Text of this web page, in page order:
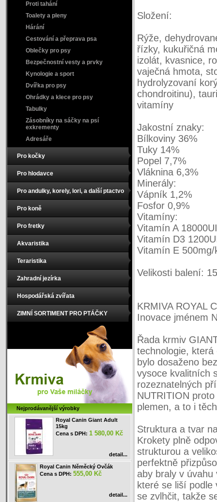
Složení:
Rýže,
řízky, kukuřičná
izolát, kvasnice,
vaječná hmota,
hydrolyzovaní
chondroitinu),
vitamíny
Jakostní znaky:
Bílkoviny 36%
Tuky 14%
Popel 7,7%
Vláknina 6,3%
Minerály:
Vápník 1,2%
Fosfor 0,9%
Vitamíny:
Vitamín A
Vitamín D3
Vitamín E 500mg/
Velikosti balení:
KRMIVA ROYAL
Inovace jménem
Řada krmiv
technologie,
bylo dosaženo
vysoce kvalitních
rozeznatelných
NUTRITION
plemen, a to i
Struktura a tvar
Krokety plně
strukturou a
perfektně
aby braly v
které se liší
se zvlhčit, takže
Proti tahání
Toalety a pleny
Hárání
Cestování a přeprava psa
Oblečky pro psy
Bezpečnostní vesty a prvky
Kynologie a sport
Dvířka pro psy
Ohrádky a klece pro psy
Tabulky
Zásobníky na sáčky na psí
exkrementy
Adresáře
Pro kočky
Pro hlodavce
Pro andulky, korely, lori, a další ptactvo
Pro koně
Pro fretky
Akvaristika
Teraristika
Zahradní jezírka
Hospodářská zvířata
ZIMNÍ SORTIMENT PRO PTÁČKY
Nejprodávanější výrobky
Royal Canin Giant Adult
15kg
Cena s DPH: 1 580,00 Kč
detail...
Royal Canin Něměcký Ovčák
Cena s DPH: 555,00 Kč
detail...